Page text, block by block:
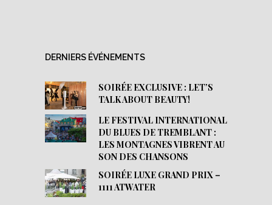
DERNIERS ÉVÉNEMENTS
SOIRÉE EXCLUSIVE : LET’S
TALK ABOUT BEAUTY!
LE FESTIVAL INTERNATIONAL
DU BLUES DE TREMBLANT :
LES MONTAGNES VIBRENT AU
SON DES CHANSONS
SOIRÉE LUXE GRAND PRIX –
1111 ATWATER